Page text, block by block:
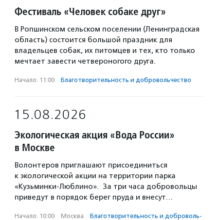
Фестиваль «Человек собаке друг»
В Ропшинском сельском поселении (Ленинградская
область) состоится большой праздник для
владельцев собак, их питомцев и тех, кто только
мечтает завести четвероногого друга.
Начало: 11:00 · Благотвори­тель­ность и доброволь­чест­во
15.08.2026
Экологическая акция «Вода России»
в Москве
Волонтеров приглашают присоединиться
к экологической акции на территории парка
«Кузьминки-Люблино». За три часа добровольцы
приведут в порядок берег пруда и внесут…
Начало: 10:00 · Москва · Благотвори­тель­ность и доброволь­